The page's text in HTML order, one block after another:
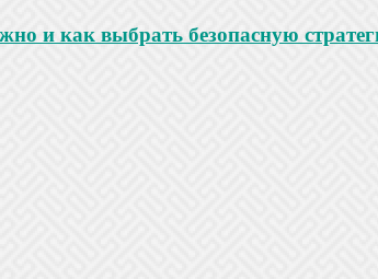
и как выбрать безопасную